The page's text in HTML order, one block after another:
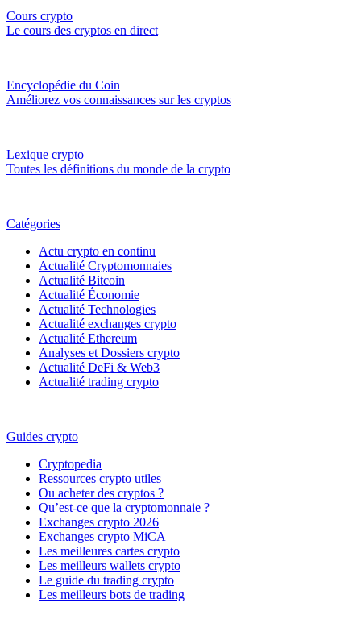
Cours crypto
Le cours des cryptos en direct
Encyclopédie du Coin
Améliorez vos connaissances sur les cryptos
Lexique crypto
Toutes les définitions du monde de la crypto
Catégories
Actu crypto en continu
Actualité Cryptomonnaies
Actualité Bitcoin
Actualité Économie
Actualité Technologies
Actualité exchanges crypto
Actualité Ethereum
Analyses et Dossiers crypto
Actualité DeFi & Web3
Actualité trading crypto
Guides crypto
Cryptopedia
Ressources crypto utiles
Ou acheter des cryptos ?
Qu’est-ce que la cryptomonnaie ?
Exchanges crypto 2026
Exchanges crypto MiCA
Les meilleures cartes crypto
Les meilleurs wallets crypto
Le guide du trading crypto
Les meilleurs bots de trading